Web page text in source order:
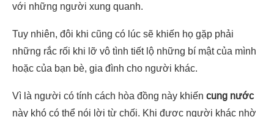
với những người xung quanh.
Tuy nhiên, đôi khi cũng có lúc sẽ khiến họ gặp phải
những rắc rối khi lỡ vô tình tiết lộ những bí mật của mình
hoặc của bạn bè, gia đình cho người khác.
Vì là người có tính cách hòa đồng này khiến cung nước
này khó có thể nói lời từ chối. Khi được người khác nhờ